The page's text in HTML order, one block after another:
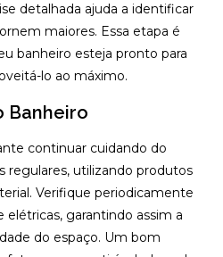
detalhada ajuda a identificar
maiores. Essa etapa é
banheiro esteja pronto para
lo ao máximo.
Banheiro
continuar cuidando do
regulares, utilizando produtos
Verifique periodicamente
elétricas, garantindo assim a
do espaço. Um bom